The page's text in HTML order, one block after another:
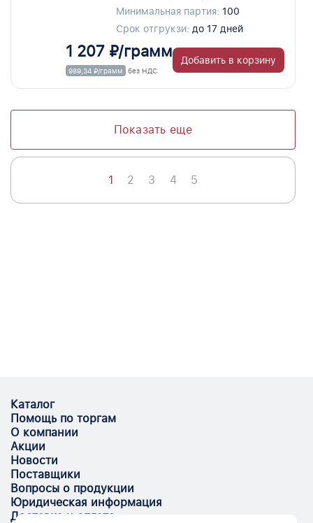
Минимальная партия: 100
Срок отгрукзи: до 17 дней
1 207 ₽/грамм
989,34 ₽/грамм без НДС
Добавить в корзину
Показать еще
1 2 3 4 5
Каталог
Помощь по торгам
О компании
Акции
Новости
Поставщики
Вопросы о продукции
Юридическая информация
Доставка и оплата